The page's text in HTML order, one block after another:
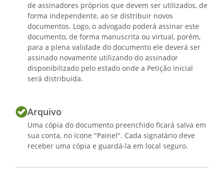
de assinadores próprios que devem ser utilizados, de
forma independente, ao se distribuir novos
documentos. Logo, o advogado poderá assinar este
documento, de forma manuscrita ou virtual, porém,
para a plena validade do documento ele deverá ser
assinado novamente utilizando do assinador
disponibilizado pelo estado onde a Petição inicial
será distribuída.
Arquivo
Uma cópia do documento preenchido ficará salva em
sua conta, no ícone "Painel". Cada signatário deve
receber uma cópia e guardá-la em local seguro.